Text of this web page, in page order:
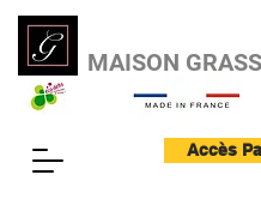
MAISON
Accès